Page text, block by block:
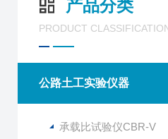
产品分类
PRODUCT
公路土工实验仪器
承载比试验仪CBR-V